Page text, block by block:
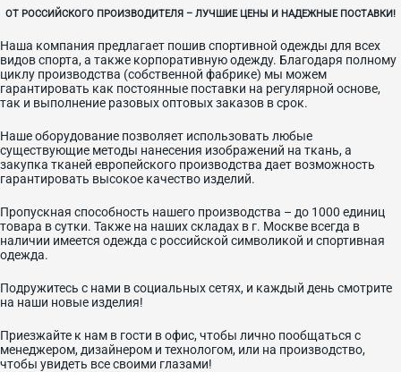
ОТ РОССИЙСКОГО ПРОИЗВОДИТЕЛЯ – ЛУЧШИЕ ЦЕНЫ И НАДЕЖНЫЕ ПОСТАВКИ!
Наша компания предлагает пошив спортивной одежды для всех
видов спорта, а также корпоративную одежду. Благодаря полному
циклу производства (собственной фабрике) мы можем
гарантировать как постоянные поставки на регулярной основе,
так и выполнение разовых оптовых заказов в срок.
Наше оборудование позволяет использовать любые
существующие методы нанесения изображений на ткань, а
закупка тканей европейского производства дает возможность
гарантировать высокое качество изделий.
Пропускная способность нашего производства – до 1000 единиц
товара в сутки. Также на наших складах в г. Москве всегда в
наличии имеется одежда с российской символикой и спортивная
одежда.
Подружитесь с нами в социальных сетях, и каждый день смотрите
на наши новые изделия!
Приезжайте к нам в гости в офис, чтобы лично пообщаться с
менеджером, дизайнером и технологом, или на производство,
чтобы увидеть все своими глазами!